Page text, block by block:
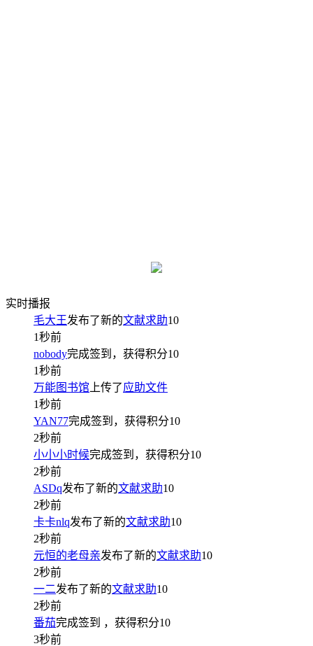
实时播报
毛大王发布了新的文献求助10
1秒前
nobody完成签到，获得积分10
1秒前
万能图书馆 上传了应助文件
1秒前
YAN77完成签到，获得积分10
2秒前
小小小时候完成签到，获得积分10
2秒前
ASDq发布了新的文献求助10
2秒前
卡卡nlq发布了新的文献求助10
2秒前
元恒的老母亲发布了新的文献求助10
2秒前
一二发布了新的文献求助10
2秒前
番茄完成签到 ，获得积分10
3秒前